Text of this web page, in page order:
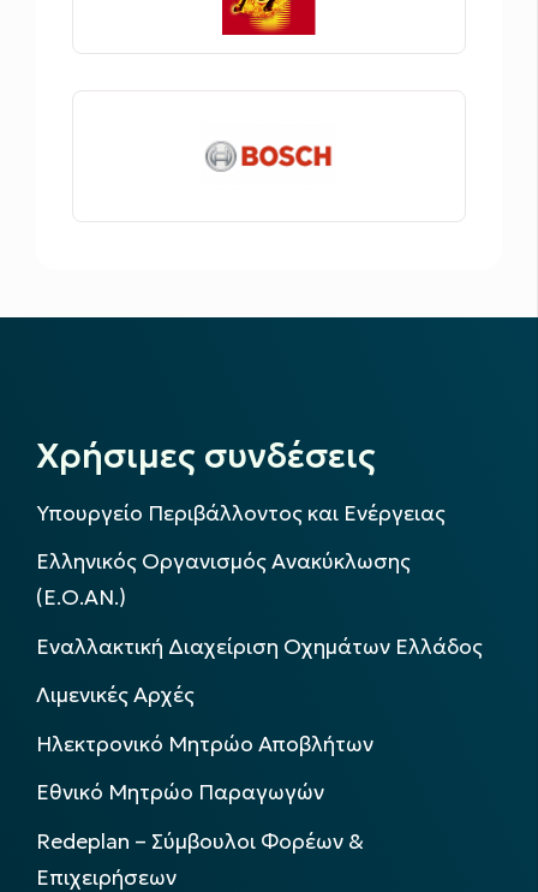
Χρήσιμες συνδέσεις
Υπουργείο Περιβάλλοντος και Ενέργειας
Ελληνικός Οργανισμός Ανακύκλωσης
(Ε.Ο.ΑΝ.)
Εναλλακτική Διαχείριση Οχημάτων Ελλάδος
Λιμενικές Αρχές
Ηλεκτρονικό Μητρώο Αποβλήτων
Εθνικό Μητρώο Παραγωγών
Redeplan – Σύμβουλοι Φορέων &
Επιχειρήσεων